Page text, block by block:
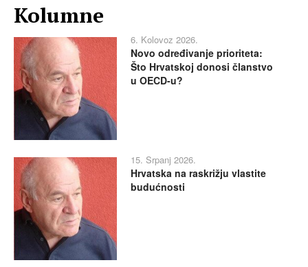
Kolumne
6. Kolovoz 2026.
Novo određivanje prioriteta:
Što Hrvatskoj donosi članstvo
u OECD-u?
15. Srpanj 2026.
Hrvatska na raskrižju vlastite
budućnosti